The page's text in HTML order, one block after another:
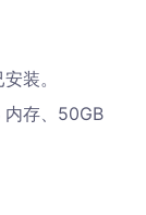
装。
存、50GB